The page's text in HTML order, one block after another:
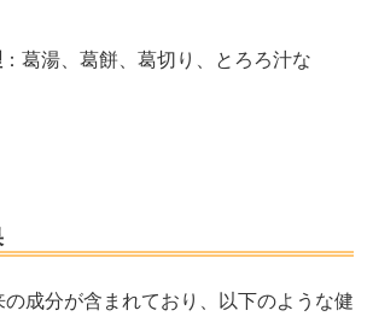
：葛湯、葛餅、葛切り、とろろ汁な
成分が含まれており、以下のような健